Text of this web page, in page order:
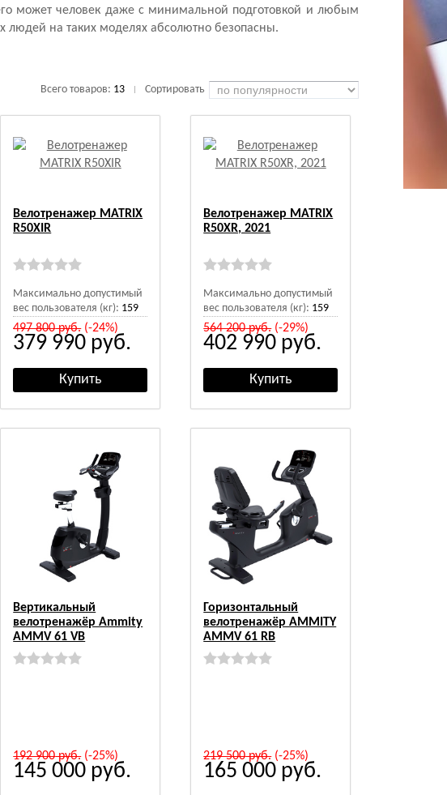
может человек даже с минимальной подготовкой и любым
людей на таких моделях абсолютно безопасны.
Всего товаров: 13 Сортировать
Велотренажер MATRIX
R50XIR
Максимально допустимый
вес пользователя (кг): 159
497 800руб.(-24%)
379 990 руб.
Велотренажер MATRIX
R50XR, 2021
Максимально допустимый
вес пользователя (кг): 159
564 200руб.(-29%)
402 990 руб.
Вертикальный
велотренажёр Ammity
AMMV 61 VB
192 900руб.(-25%)
145 000 руб.
Горизонтальный
велотренажёр AMMITY
AMMV 61 RB
219 500руб.(-25%)
165 000 руб.